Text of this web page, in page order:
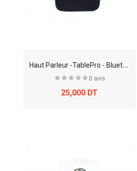
H
aut Parleur -TablePro - Bluetooth - G2
0 avis
25,000 DT